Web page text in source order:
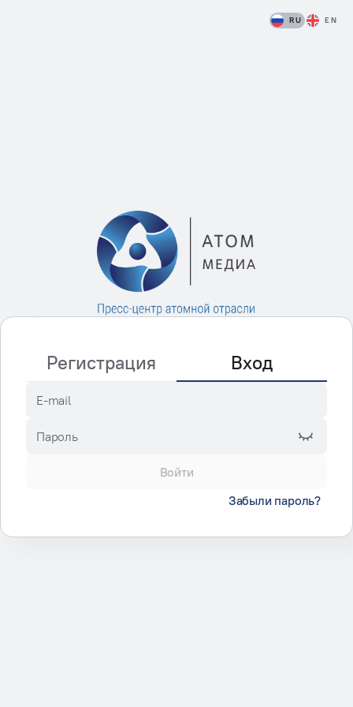
RU EN
Регистрация Вход
E-mail
Пароль
Войти
Забыли пароль?